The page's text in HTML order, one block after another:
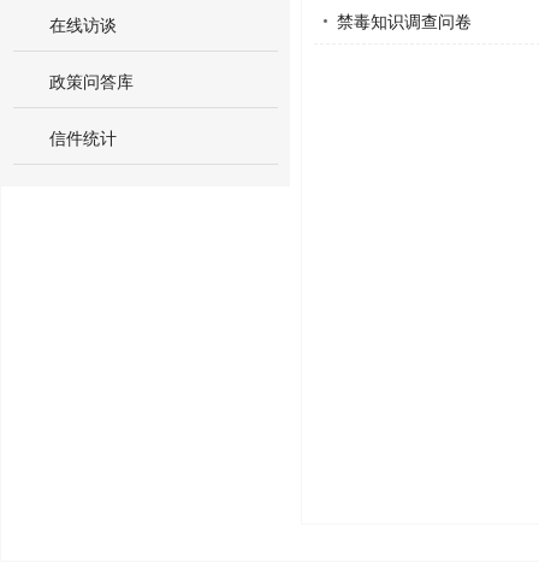
在线访谈
政策问答库
信件统计
禁毒知识调查问卷